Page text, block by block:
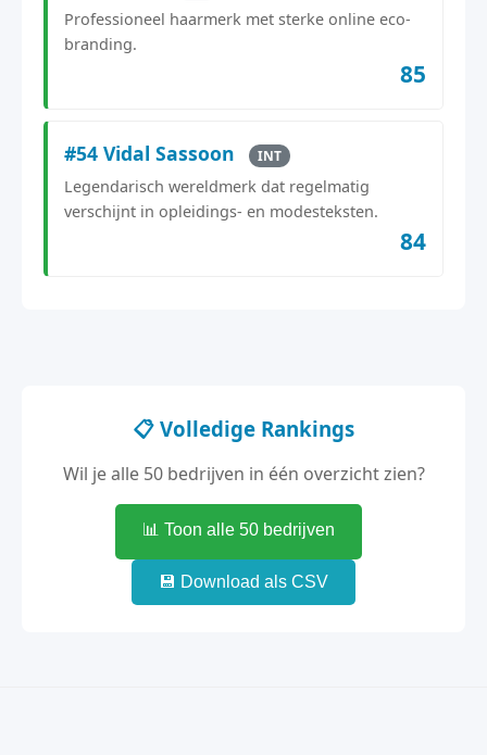
Professioneel haarmerk met sterke online eco-
branding.
85
#54 Vidal Sassoon INT
Legendarisch wereldmerk dat regelmatig
verschijnt in opleidings- en modesteksten.
84
📋 Volledige Rankings
Wil je alle 50 bedrijven in één overzicht zien?
📊 Toon alle 50 bedrijven
💾 Download als CSV